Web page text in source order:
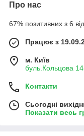
Про нас
67% позитивних з 6
Працює з
м. Київ
буль.Кольцова
Контакти
Сьогодні
Показати весь